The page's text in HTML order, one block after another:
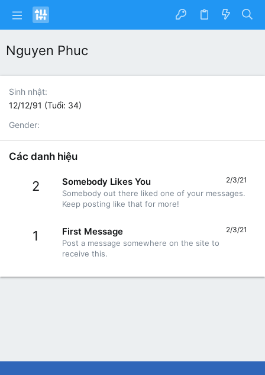
Nguyen Phuc
Sinh nhật
12/12/91 (Tuổi: 34)
Gender
Các danh hiệu
2 2/3/21
Somebody Likes You
Somebody out there liked one of your messages.
Keep posting like that for more!
1 2/3/21
First Message
Post a message somewhere on the site to
receive this.